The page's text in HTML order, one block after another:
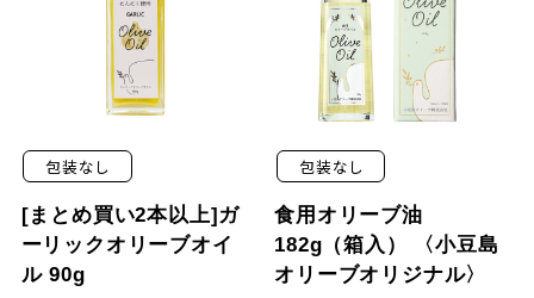
買い物かごに入れる
包装なし
[まとめ買い2本以上]ガ
ーリックオリーブオイ
ル 90g
包装なし
食用オリーブ油
182g（箱入） 〈小豆島
オリーブオリジナル〉